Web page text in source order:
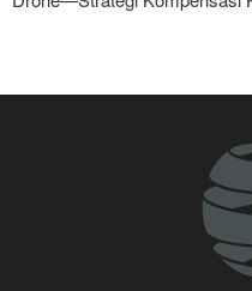
Brigjen Akrami Nia: Artesh
Ghalibaf kepada Trump: